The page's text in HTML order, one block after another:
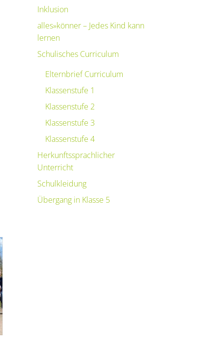
Inklusion
alles»könner – Jedes Kind kann
lernen
Schulisches Curriculum
Elternbrief Curriculum
Klassenstufe 1
Klassenstufe 2
Klassenstufe 3
Klassenstufe 4
Herkunftssprachlicher
Unterricht
Schulkleidung
Übergang in Klasse 5